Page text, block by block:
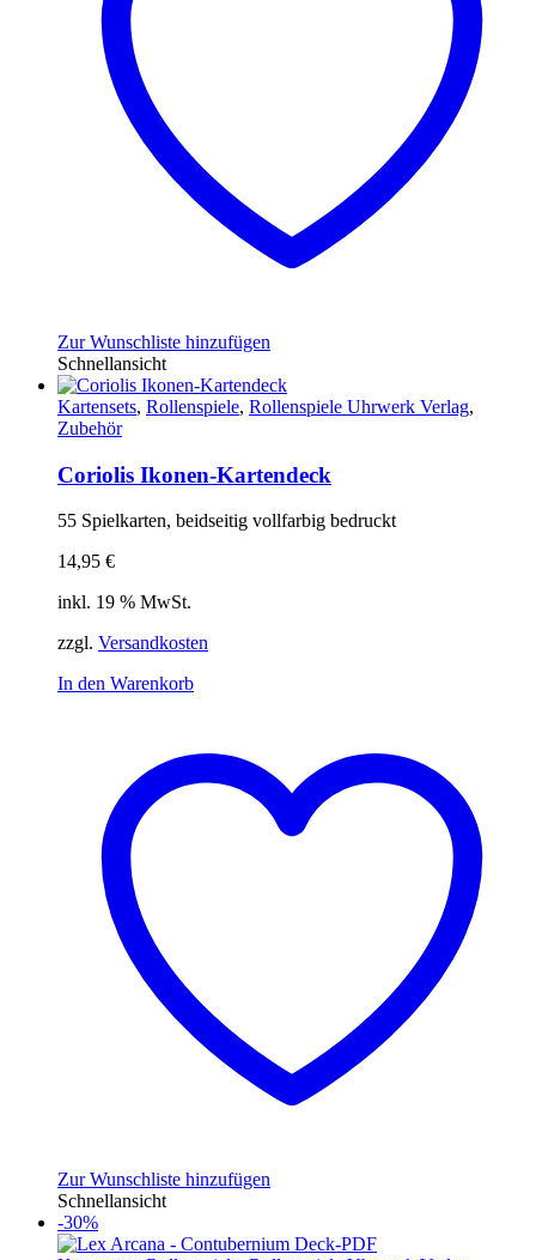
Zur Wunschliste hinzufügen
Schnellansicht
Kartensets, Rollenspiele, Rollenspiele Uhrwerk Verlag,
Zubehör
Coriolis Ikonen-Kartendeck
55 Spielkarten, beidseitig vollfarbig bedruckt
14,95 €
inkl. 19 % MwSt.
zzgl. Versandkosten
In den Warenkorb
Zur Wunschliste hinzufügen
Schnellansicht
-30%